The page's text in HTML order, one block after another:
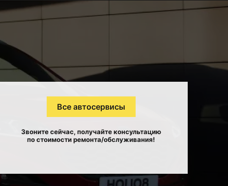
Все автосервисы
Звоните сейчас, получайте консультацию
по стоимости ремонта/обслуживания!